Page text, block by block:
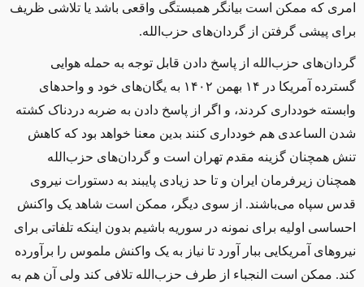
امری که ممکن است بیانگر همبستگی واقعی باشد یا تلاشی ظریف
برای پیشی گرفتن از گردان‌های حزب‌الله.
گردان‌های حزب‌الله از پاسخ دادن قابل توجه به حمله هوایی
گسترده آمریکا در ۱۴ بهمن ۱۴۰۲ به یگان‌های خود و واحدهای
وابسته خودداری کردند، و اگر از پاسخ دادن به ضربه دردناک کشته
شدن الساعدی هم خودداری کنند بدین معنا خواهد بود که کاهش
تنش همچنان گزینه مقدم تهران است و گردان‌های حزب‌الله
همچنان زیرفرمان ایران و تا حد زیادی پایبند به دستورات نیروی
قدس سپاه می‌باشند. از سوی دیگر، ممکن است شاهد یک واکنش
احساسی اولیه برای نمونه در سوریه باشیم بدون اینکه تلفاتی برای
نیروهای آمریکایی ببار آورد تا نیاز به یک واکنش ملموس را برآورده
کند. ممکن است النجباء از طرف حزب‌الله تلافی کند ولی آن هم به